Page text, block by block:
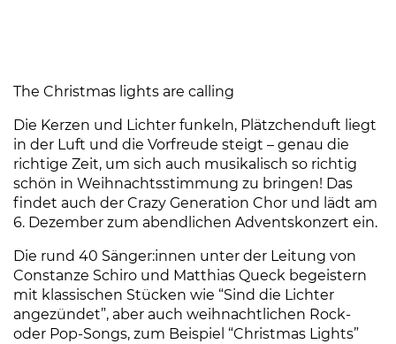
The Christmas lights are calling
Die Kerzen und Lichter funkeln, Plätzchenduft liegt
in der Luft und die Vorfreude steigt – genau die
richtige Zeit, um sich auch musikalisch so richtig
schön in Weihnachtsstimmung zu bringen! Das
findet auch der Crazy Generation Chor und lädt am
6. Dezember zum abendlichen Adventskonzert ein.
Die rund 40 Sänger:innen unter der Leitung von
Constanze Schiro und Matthias Queck begeistern
mit klassischen Stücken wie “Sind die Lichter
angezündet”, aber auch weihnachtlichen Rock-
oder Pop-Songs, zum Beispiel “Christmas Lights”